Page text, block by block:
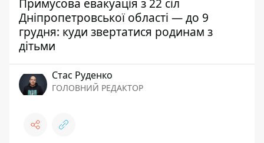
Примусова евакуація з 22 сіл
Дніпропетровської області — до 9
грудня: куди звертатися родинам з
дітьми
Стас Руденко
ГОЛОВНИЙ РЕДАКТОР